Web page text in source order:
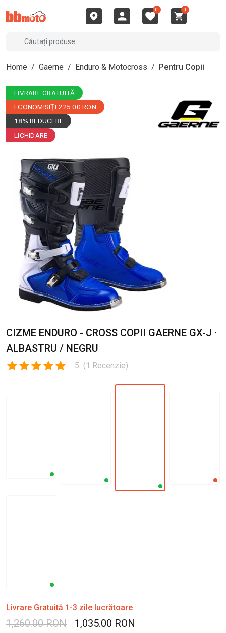
0 0
Home / Gaerne / Enduro & Motocross / Pentru Copii
LIVRARE GRATUITĂ
ECONOMISIȚI 225.00 RON
18% REDUCERE
LICHIDARE
CIZME ENDURO - CROSS COPII GAERNE GX-J ·
ALBASTRU / NEGRU
5 (1 Recenzie)
Livrare Gratuită 1-3 zile lucrătoare
1,260.00 RON 1,035.00 RON